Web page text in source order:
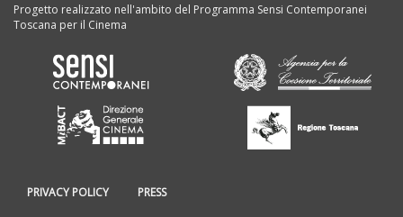
Progetto realizzato nell'ambito del Programma Sensi Contemporanei
Toscana per il Cinema
PRIVACY POLICY PRESS